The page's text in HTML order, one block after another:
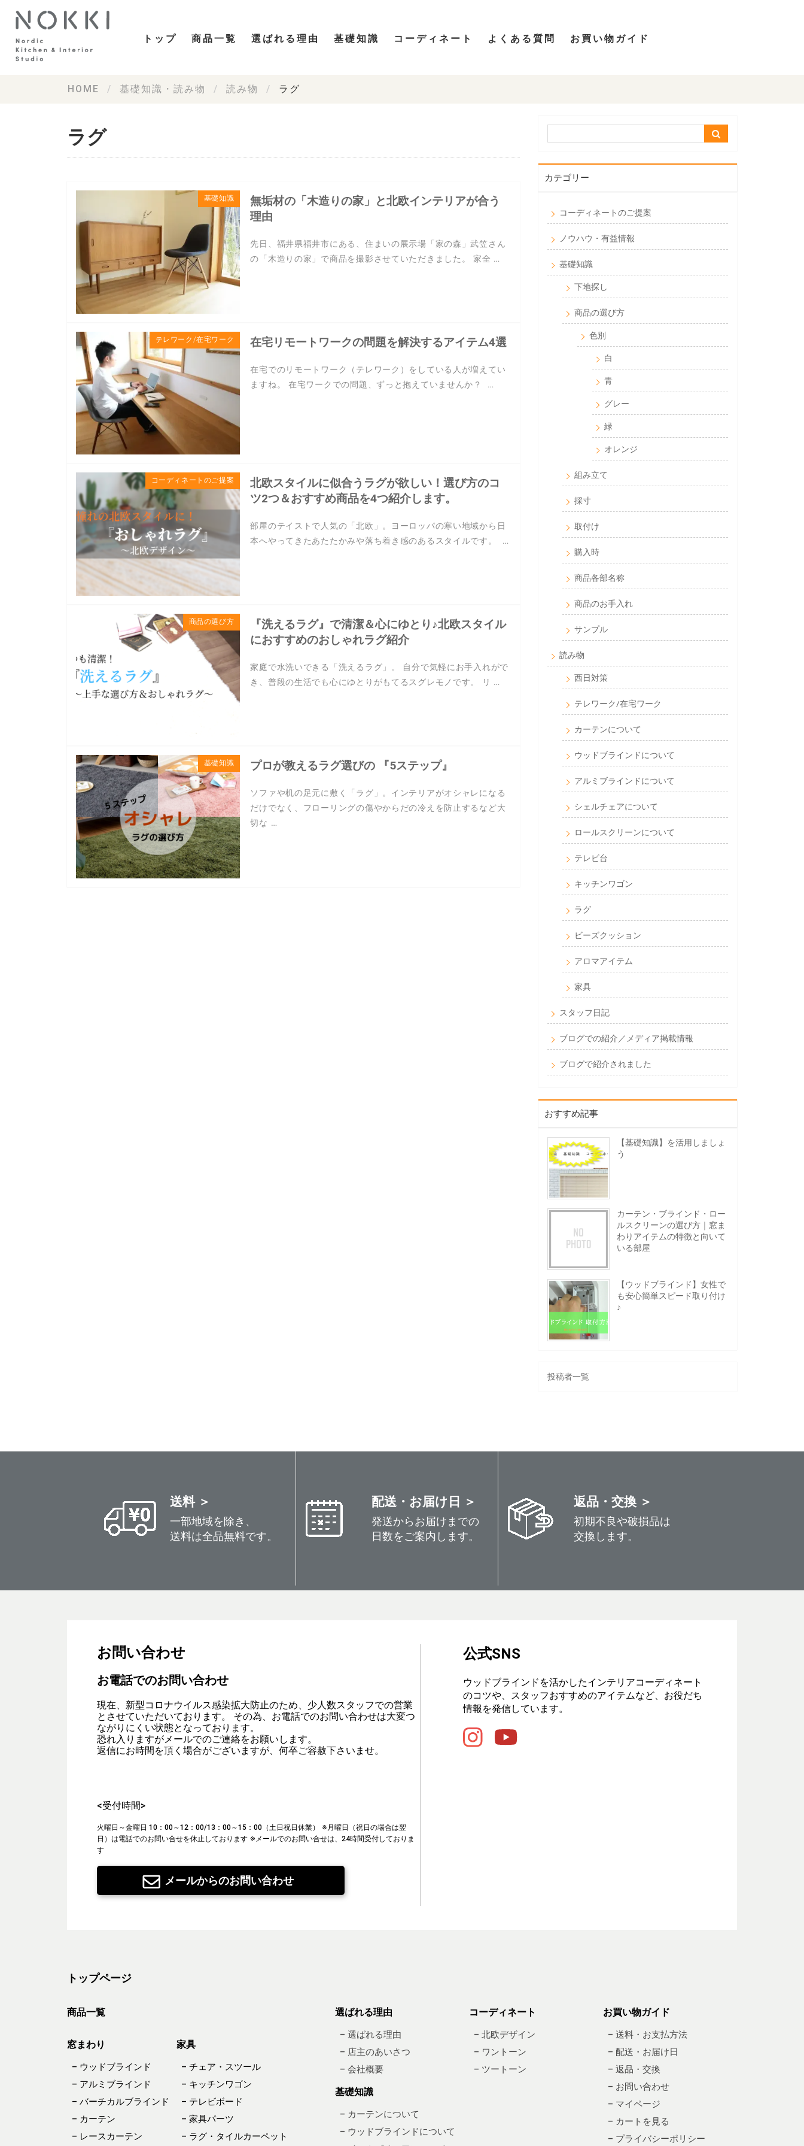
トップ 商品一覧 選ばれる理由 基礎知識 コーディネート よくある質問 お買い物ガイド
HOME 基礎知識・読み物 読み物 ラグ
ラグ
基礎知識
無垢材の「木造りの家」と北欧インテリアが合う
理由
先日、福井県福井市にある、住まいの展示場「家の森」武笠さん
の「木造りの家」で商品を撮影させていただきました。 家全 …
テレワーク/在宅ワーク 在宅リモートワークの問題を解決するアイテム4選
在宅でのリモートワーク（テレワーク）をしている人が増えてい
ますね。 在宅ワークでの問題、ずっと抱えていませんか？ …
コーディネートのご提案
北欧スタイルに似合うラグが欲しい！選び方のコ
ツ2つ＆おすすめ商品を4つ紹介します。
部屋のテイストで人気の「北欧」。ヨーロッパの寒い地域から日
本へやってきたあたたかみや落ち着き感のあるスタイルです。 …
商品の選び方
『洗えるラグ』で清潔＆心にゆとり♪北欧スタイル
におすすめのおしゃれラグ紹介
家庭で水洗いできる「洗えるラグ」。 自分で気軽にお手入れがで
き、普段の生活でも心にゆとりがもてるスグレモノです。 リ …
基礎知識 プロが教えるラグ選びの 『5ステップ』
ソファや机の足元に敷く「ラグ」。インテリアがオシャレになる
だけでなく、フローリングの傷やからだの冷えを防止するなど大
切な …
カテゴリー
コーディネートのご提案
ノウハウ・有益情報
基礎知識
下地探し
商品の選び方
色別
白
青
グレー
緑
オレンジ
組み立て
採寸
取付け
購入時
商品各部名称
商品のお手入れ
サンプル
読み物
西日対策
テレワーク/在宅ワーク
カーテンについて
ウッドブラインドについて
アルミブラインドについて
シェルチェアについて
ロールスクリーンについて
テレビ台
キッチンワゴン
ラグ
ビーズクッション
アロマアイテム
家具
スタッフ日記
ブログでの紹介／メディア掲載情報
ブログで紹介されました
おすすめ記事
【基礎知識】を活用しましょ
う
カーテン・ブラインド・ロー
ルスクリーンの選び方｜窓ま
わりアイテムの特徴と向いて
いる部屋
【ウッドブラインド】女性で
も安心簡単スピード取り付け
♪
投稿者一覧
送料 ＞
一部地域を除き、
送料は全品無料です。
配送・お届け日 ＞
発送からお届けまでの
日数をご案内します。
返品・交換 ＞
初期不良や破損品は
交換します。
お問い合わせ
お電話でのお問い合わせ
現在、新型コロナウイルス感染拡大防止のため、少人数スタッフでの営業
とさせていただいております。 その為、お電話でのお問い合わせは大変つ
ながりにくい状態となっております。
恐れ入りますがメールでのご連絡をお願いします。
返信にお時間を頂く場合がございますが、何卒ご容赦下さいませ。
<受付時間>
火曜日～金曜日 10：00～12：00/13：00～15：00（土日祝日休業）
※月曜日（祝日の場合は翌
日）は電話でのお問い合せを休止しております ※メールでのお問い合せは、24時間受付しておりま
す
メールからのお問い合わせ
公式SNS
ウッドブラインドを活かしたインテリアコーディネート
のコツや、スタッフおすすめのアイテムなど、お役だち
情報を発信しています。
トップページ
商品一覧
窓まわり
– ウッドブラインド
– アルミブラインド
– バーチカルブラインド
– カーテン
– レースカーテン
家具
– チェア・スツール
– キッチンワゴン
– テレビボード
– 家具パーツ
– ラグ・タイルカーペット
選ばれる理由
– 選ばれる理由
– 店主のあいさつ
– 会社概要
基礎知識
– カーテンについて
– ウッドブラインドについて
コーディネート
– 北欧デザイン
– ワントーン
– ツートーン
お買い物ガイド
– 送料・お支払方法
– 配送・お届け日
– 返品・交換
– お問い合わせ
– マイページ
– カートを見る
– プライバシーポリシー